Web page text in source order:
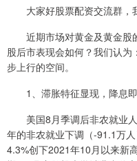
大家好股票配资交流群，
近期市场对黄金及黄金股
股后市表现会如何？我们认
步上行的空间。
1、滞胀特征显现，降息即
美国8月季调后非农就业人
年的非农就业下调（-91.1万
4.3%创下2021年10月以来新